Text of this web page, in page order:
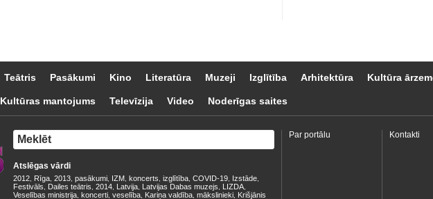
Teātris Pasākumi Kino Literatūra Muzeji Izglītība Arhitektūra Kultūra
Kultūras mantojums Televīzija Video Noderīgas saites
Atslēgas vārdi
2012 Rīga 2013 pasākumi IZM koncerts izglītība COVID-19 Izstāde
Festivāls Dailes teātris 2014 Latvija Latvijas Dabas muzejs LIZDA
Veselības ministrija koncerti veselība Kariņa valdība mākslinieki Krišjānis
Par portālu Kontakti